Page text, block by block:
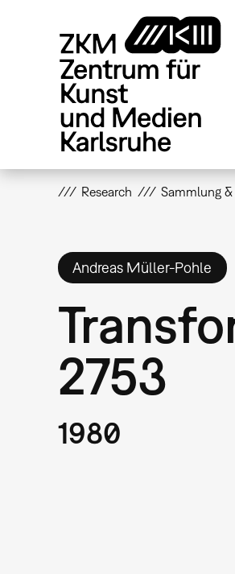
Research Sammlung
Andreas Müller-Pohle
2753
1980